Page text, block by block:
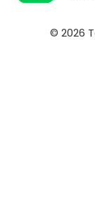
© 2026